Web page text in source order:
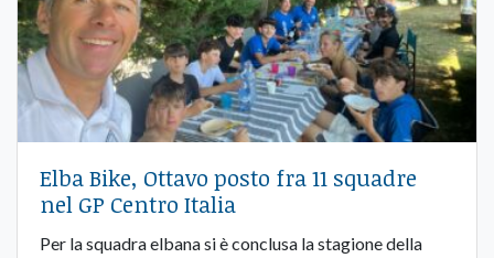
Elba Bike, Ottavo posto fra 11 squadre
nel GP Centro Italia
Per la squadra elbana si è conclusa la stagione della